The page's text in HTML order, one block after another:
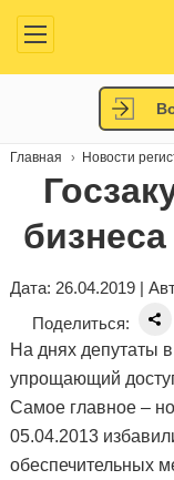
Главная Новости
Дата: 26.04.2019 |
Поделиться:
На днях депутаты
упрощающий
Самое главное –
05.04.2013
обеспечительных